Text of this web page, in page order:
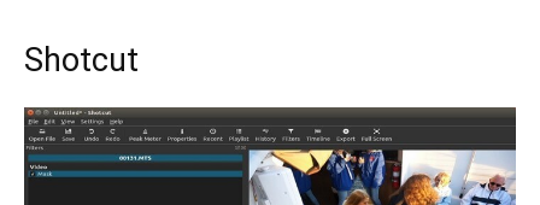
Shotcut